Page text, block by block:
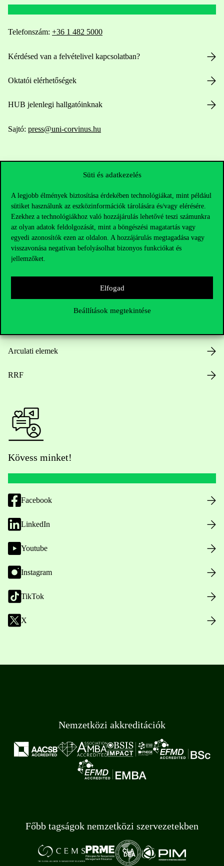
Süti és adatkezelés
A legjobb élmények biztosítása érdekében technológiákat, mint például
sütiket használunk az eszközinformációk tárolására és/vagy elérésére.
Ezekhez a technológiákhoz való hozzájárulás lehetővé teszi számunkra
az olyan adatok feldolgozását, mint a böngészési magatartás vagy
egyedi azonosítók ezen az oldalon. A hozzájárulás megtagadása vagy
visszavonása negatívan befolyásolhat bizonyos funkciókat és
jellemzőket.
Elfogad
Beállítások megtekintése
Telefonszám: +36 1 482 5000
Kérdésed van a felvételivel kapcsolatban?
Oktatói elérhetőségek
HUB jelenlegi hallgatóinknak
Sajtó: press@uni-corvinus.hu
Hasznos linkek
Nyitvatartás
Házirend
Arculati elemek
RRF
Kövess minket!
Facebook
LinkedIn
Youtube
Instagram
TikTok
X
Nemzetközi akkreditációk
Főbb tagságok nemzetközi szervezetekben